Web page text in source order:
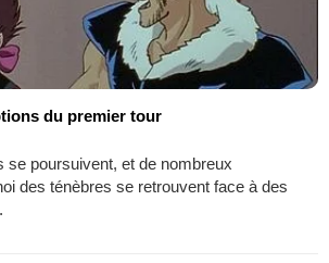
du premier tour
se poursuivent, et de nombreux
des ténèbres se retrouvent face à des